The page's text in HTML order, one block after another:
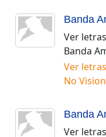
Banda
Ver
Banda
Ver
No Vision
Banda
Ver